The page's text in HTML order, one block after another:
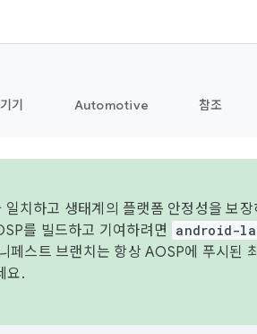
기 Automotive 참조
치하고 생태계의 플랫폼 안정성을 보
를 빌드하고 기여하려면
android-
페스트 브랜치는 항상 AOSP에 푸시된
요.